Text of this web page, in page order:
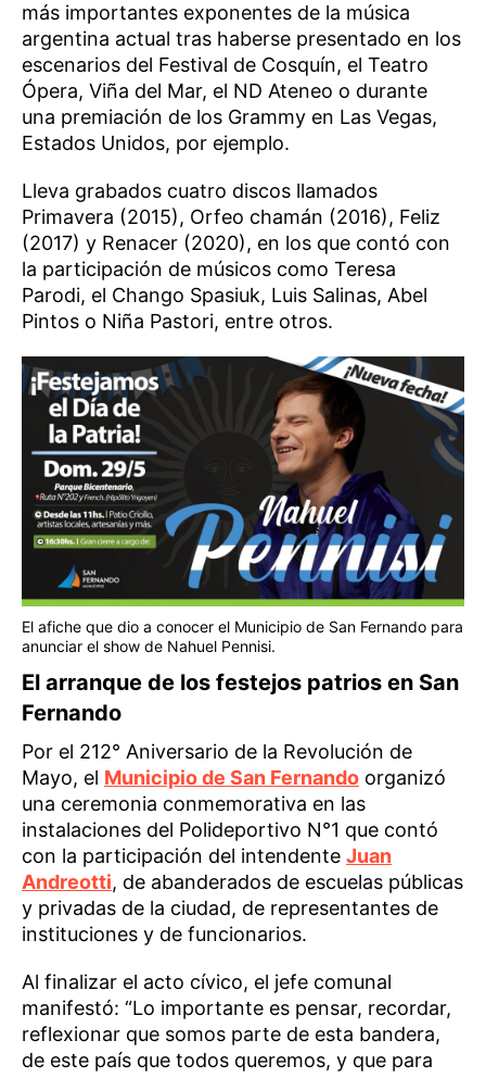
más importantes exponentes de la música
argentina actual tras haberse presentado en los
escenarios del Festival de Cosquín, el Teatro
Ópera, Viña del Mar, el ND Ateneo o durante
una premiación de los Grammy en Las Vegas,
Estados Unidos, por ejemplo.
Lleva grabados cuatro discos llamados
Primavera (2015), Orfeo chamán (2016), Feliz
(2017) y Renacer (2020), en los que contó con
la participación de músicos como Teresa
Parodi, el Chango Spasiuk, Luis Salinas, Abel
Pintos o Niña Pastori, entre otros.
El afiche que dio a conocer el Municipio de San Fernando para
anunciar el show de Nahuel Pennisi.
El arranque de los festejos patrios en San
Fernando
Por el 212° Aniversario de la Revolución de
Mayo, el Municipio de San Fernando organizó
una ceremonia conmemorativa en las
instalaciones del Polideportivo N°1 que contó
con la participación del intendente Juan
Andreotti, de abanderados de escuelas públicas
y privadas de la ciudad, de representantes de
instituciones y de funcionarios.
Al finalizar el acto cívico, el jefe comunal
manifestó: “Lo importante es pensar, recordar,
reflexionar que somos parte de esta bandera,
de este país que todos queremos, y que para